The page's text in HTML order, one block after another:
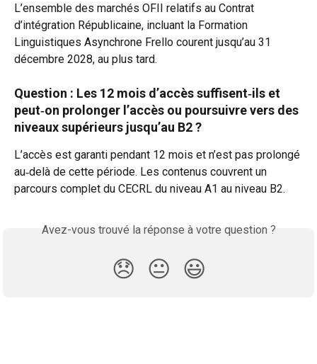
L’ensemble des marchés OFII relatifs au Contrat
d’intégration Républicaine, incluant la Formation
Linguistiques Asynchrone Frello courent jusqu’au 31
décembre 2028, au plus tard.
Question : Les 12 mois d’accès suffisent‑ils et
peut‑on prolonger l’accès ou poursuivre vers des
niveaux supérieurs jusqu’au B2 ?​
L’accès est garanti pendant 12 mois et n’est pas prolongé
au‑delà de cette période. Les contenus couvrent un
parcours complet du CECRL du niveau A1 au niveau B2.
Avez-vous trouvé la réponse à votre question ?
😞 😐 😃